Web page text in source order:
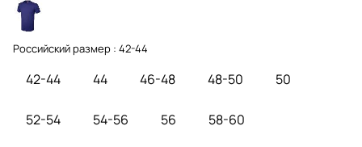
Российский размер : 42-44
42-44 44 46-48 48-50 50
52-54 54-56 56 58-60